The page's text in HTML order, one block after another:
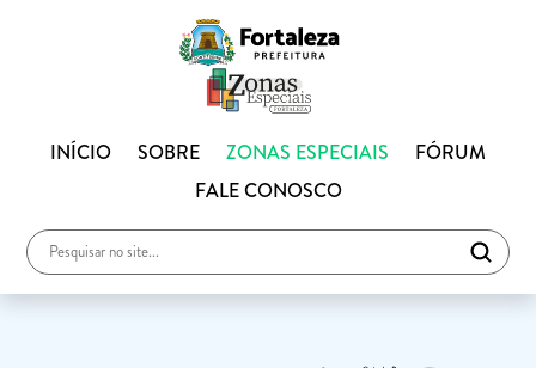
INÍCIO SOBRE ZONAS ESPECIAIS
FÓRUM
FALE CONOSCO